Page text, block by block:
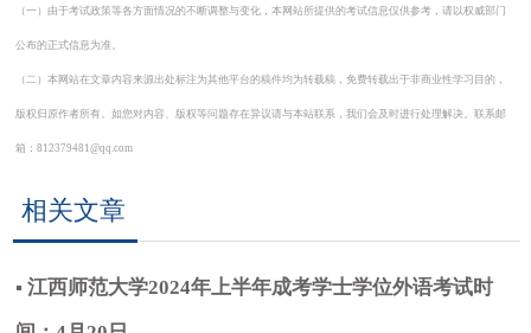
（一）由于考试政策等各方面情况的不断调整与变化，本网站所提供的考试信息仅供参考，请以权威部门
公布的正式信息为准。
（二）本网站在文章内容来源出处标注为其他平台的稿件均为转载稿，免费转载出于非商业性学习目的，
版权归原作者所有。如您对内容、版权等问题存在异议请与本站联系，我们会及时进行处理解决。联系邮
箱：812379481@qq.com
相关文章
▪ 江西师范大学2024年上半年成考学士学位外语考试时